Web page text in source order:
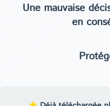
Une mauvaise
en